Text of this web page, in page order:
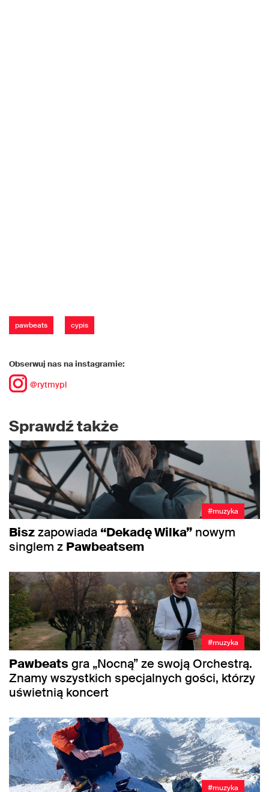
pawbeats cypis
Obserwuj nas na instagramie:
@rytmypl
Sprawdź także
#muzyka
Biszzapowiada “Dekadę Wilka” nowym
singlem z Pawbeatsem
#muzyka
Pawbeats gra „Nocną” ze swoją Orchestrą.
Znamy wszystkich specjalnych gości, którzy
uświetnią koncert
#muzyka